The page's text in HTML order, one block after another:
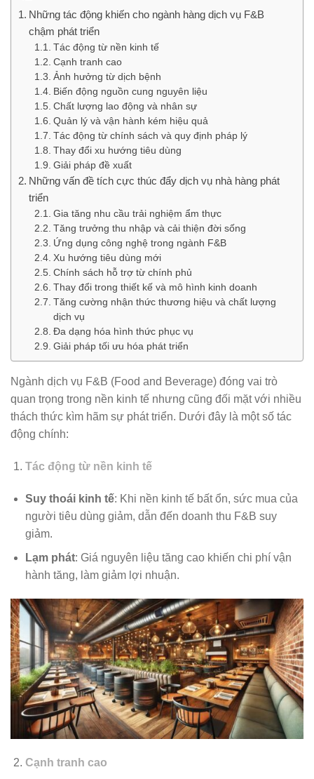
Những tác động khiến cho ngành hàng dịch vụ F&B
chậm phát triển
Tác động từ nền kinh tế
Cạnh tranh cao
Ảnh hưởng từ dịch bệnh
Biến động nguồn cung nguyên liệu
Chất lượng lao động và nhân sự
Quản lý và vận hành kém hiệu quả
Tác động từ chính sách và quy định pháp lý
Thay đổi xu hướng tiêu dùng
Giải pháp đề xuất
Những vấn đề tích cực thúc đẩy dịch vụ nhà hàng phát
triển
Gia tăng nhu cầu trải nghiệm ẩm thực
Tăng trưởng thu nhập và cải thiện đời sống
Ứng dụng công nghệ trong ngành F&B
Xu hướng tiêu dùng mới
Chính sách hỗ trợ từ chính phủ
Thay đổi trong thiết kế và mô hình kinh doanh
Tăng cường nhận thức thương hiệu và chất lượng
dịch vụ
Đa dạng hóa hình thức phục vụ
Giải pháp tối ưu hóa phát triển
Ngành dịch vụ F&B (Food and Beverage) đóng vai trò
quan trọng trong nền kinh tế nhưng cũng đối mặt với nhiều
thách thức kìm hãm sự phát triển. Dưới đây là một số tác
động chính:
Tác động từ nền kinh tế
Suy thoái kinh tế: Khi nền kinh tế bất ổn, sức mua của
người tiêu dùng giảm, dẫn đến doanh thu F&B suy
giảm.
Lạm phát: Giá nguyên liệu tăng cao khiến chi phí vận
hành tăng, làm giảm lợi nhuận.
Cạnh tranh cao